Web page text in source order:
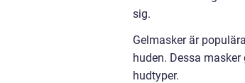
sig.
Gelmasker är
huden. Dessa
hudtyper.